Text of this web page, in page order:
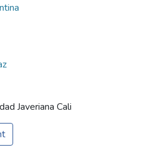
Javeriana Cali